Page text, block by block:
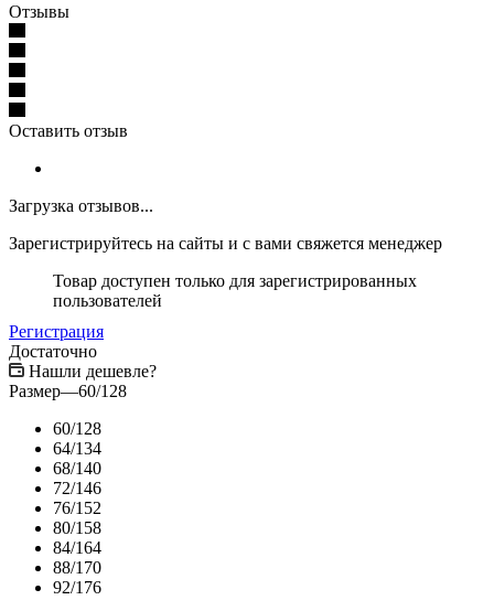
Отзывы
Оставить отзыв
Загрузка отзывов...
Зарегистрируйтесь на сайты и с вами свяжется менеджер
Товар доступен только для зарегистрированных
пользователей
Регистрация
Достаточно
Нашли дешевле?
Размер—60/128
60/128
64/134
68/140
72/146
76/152
80/158
84/164
88/170
92/176